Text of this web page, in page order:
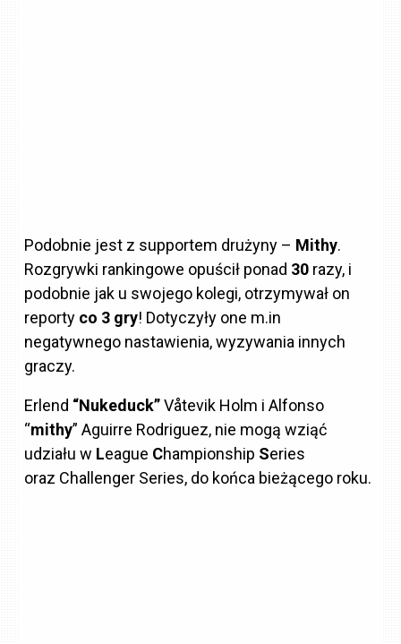
Podobnie jest z supportem drużyny – Mithy.
Rozgrywki rankingowe opuścił ponad 30 razy, i
podobnie jak u swojego kolegi, otrzymywał on
reporty co 3 gry! Dotyczyły one m.in
negatywnego nastawienia, wyzywania innych
graczy.
Erlend “Nukeduck”Våtevik Holm i Alfonso
“mithy” Aguirre Rodriguez, nie mogą wziąć
udziału w League Championship Series
oraz Challenger Series, do końca bieżącego roku.